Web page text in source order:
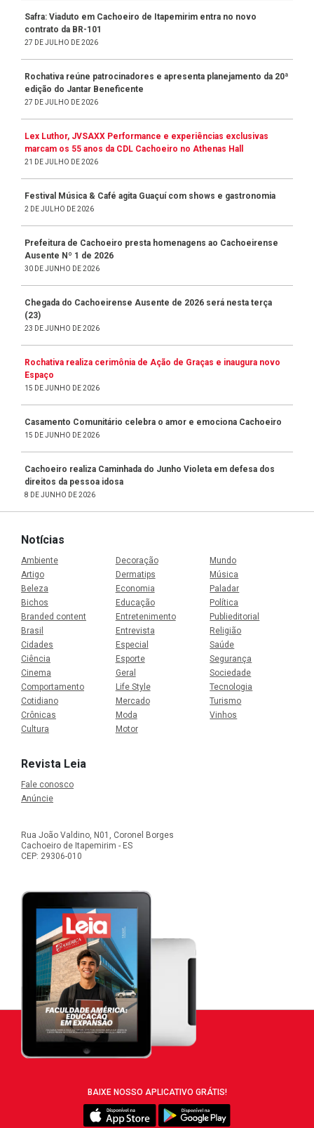
Safra: Viaduto em Cachoeiro de Itapemirim entra no novo
contrato da BR-101
27 DE JULHO DE 2026
Rochativa reúne patrocinadores e apresenta planejamento da 20ª
edição do Jantar Beneficente
27 DE JULHO DE 2026
Lex Luthor, JVSAXX Performance e experiências exclusivas
marcam os 55 anos da CDL Cachoeiro no Athenas Hall
21 DE JULHO DE 2026
Festival Música & Café agita Guaçuí com shows e gastronomia
2 DE JULHO DE 2026
Prefeitura de Cachoeiro presta homenagens ao Cachoeirense
Ausente Nº 1 de 2026
30 DE JUNHO DE 2026
Chegada do Cachoeirense Ausente de 2026 será nesta terça
(23)
23 DE JUNHO DE 2026
Rochativa realiza cerimônia de Ação de Graças e inaugura novo
Espaço
15 DE JUNHO DE 2026
Casamento Comunitário celebra o amor e emociona Cachoeiro
15 DE JUNHO DE 2026
Cachoeiro realiza Caminhada do Junho Violeta em defesa dos
direitos da pessoa idosa
8 DE JUNHO DE 2026
Notícias
Ambiente
Artigo
Beleza
Bichos
Branded content
Brasil
Cidades
Ciência
Cinema
Comportamento
Cotidiano
Crônicas
Cultura
Decoração
Dermatips
Economia
Educação
Entretenimento
Entrevista
Especial
Esporte
Geral
Life Style
Mercado
Moda
Motor
Mundo
Música
Paladar
Política
Publieditorial
Religião
Saúde
Segurança
Sociedade
Tecnologia
Turismo
Vinhos
Revista Leia
Fale conosco
Anúncie
Rua João Valdino, N01, Coronel Borges
Cachoeiro de Itapemirim - ES
CEP: 29306-010
BAIXE NOSSO APLICATIVO GRÁTIS!